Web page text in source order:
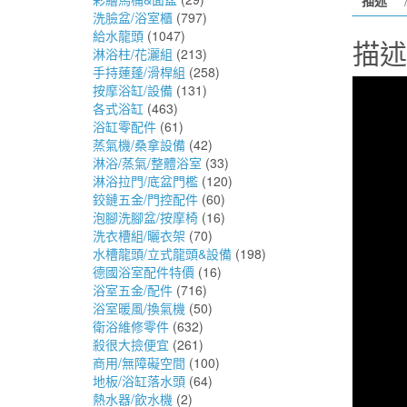
洗臉盆/浴室櫃 (797)
給水龍頭 (1047)
淋浴柱/花灑組 (213)
手持蓮蓬/滑桿組 (258)
按摩浴缸/設備 (131)
各式浴缸 (463)
浴缸零配件 (61)
蒸氣機/桑拿設備 (42)
淋浴/蒸氣/整體浴室 (33)
淋浴拉門/底盆門檻 (120)
鉸鏈五金/門控配件 (60)
泡腳洗腳盆/按摩椅 (16)
洗衣槽組/曬衣架 (70)
水槽龍頭/立式龍頭&設備 (198)
德國浴室配件特價 (16)
浴室五金/配件 (716)
浴室暖風/換氣機 (50)
衛浴維修零件 (632)
殺很大撿便宜 (261)
商用/無障礙空間 (100)
地板/浴缸落水頭 (64)
熱水器/飲水機 (2)
描述